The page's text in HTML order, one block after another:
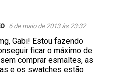
6 de maio de 2013 às 23:32
Gabi! Estou fazendo
ficar o máximo de
comprar esmaltes, as
e os swatches estão